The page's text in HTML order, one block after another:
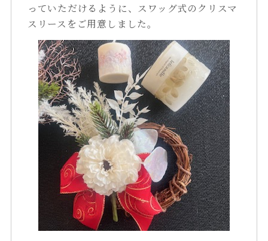
っていただけるように、スワッグ式のクリスマ
スリースをご用意しました。